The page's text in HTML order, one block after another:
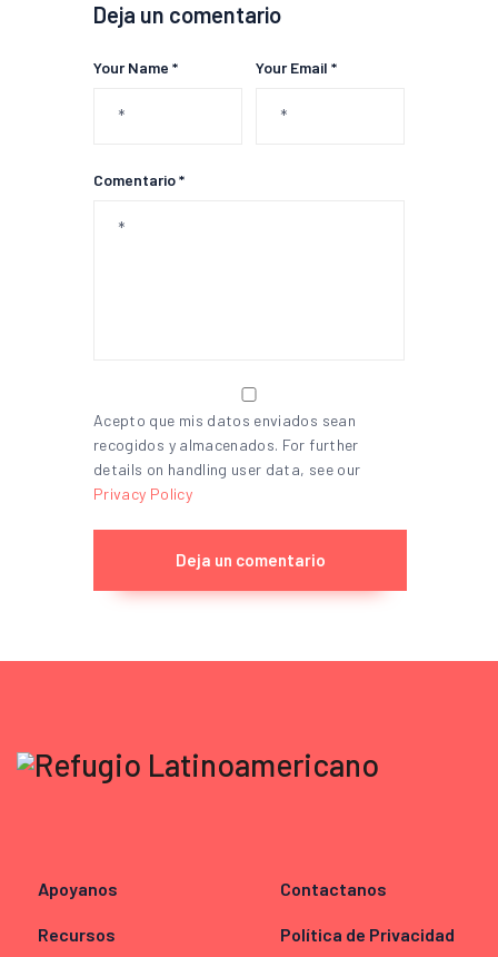
Deja un comentario
Your Name * Your Email *
Comentario *
Acepto que mis datos enviados sean
recogidos y almacenados. For further
details on handling user data, see our
Privacy Policy
Apoyanos
Recursos
Contactanos
Política de Privacidad